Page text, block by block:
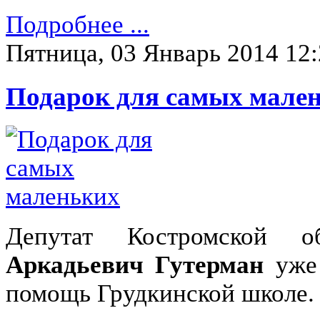
Подробнее ...
Пятница, 03 Январь 2014
Подарок для самых
Депутат
Аркадьевич Гутерман
помощь Грудкинской школе.